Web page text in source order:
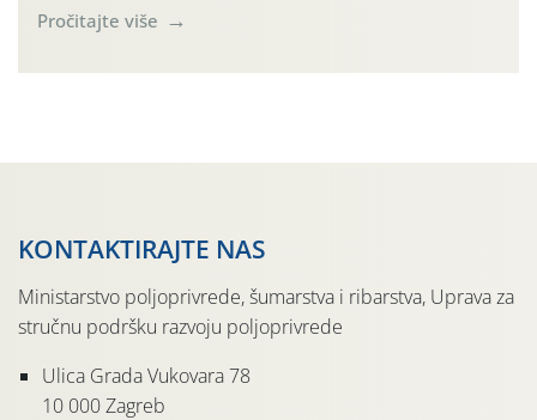
forumu, održanom 24.07.2026. godine u Domu vinarske
tradicije u Putnikovićima na poluotoku Pelješcu, u
Pročitajte više
KONTAKTIRAJTE NAS
Ministarstvo poljoprivrede, šumarstva i ribarstva, Uprava za
stručnu podršku razvoju poljoprivrede
Ulica Grada Vukovara 78
10 000 Zagreb